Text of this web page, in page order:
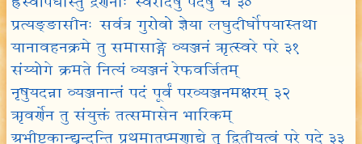
प्रत्यङ्ङासीनः सर्वत्र गुरोवो ज्ञेया लघुदीर्घोपयास्तथा
यानावहनक्रमे तु समासाङ्गे व्यञ्जनं ऋत्स्वरे परे ३१
संय्योगे क्रमते नित्यं व्यञ्जनं रेफवर्जितम्
नृषुयदन्ना व्यञ्जनान्तं पदं पूर्वं परव्यञ्जनमक्षरम् ३२
ऋवर्णेन तु संयुक्तं तत्समासेन भारिकम्
अभीष्टकान्द्यृन्दन्ति प्रथमातूष्मणाद्ये तु द्वितीयत्वं परे पदे ३३